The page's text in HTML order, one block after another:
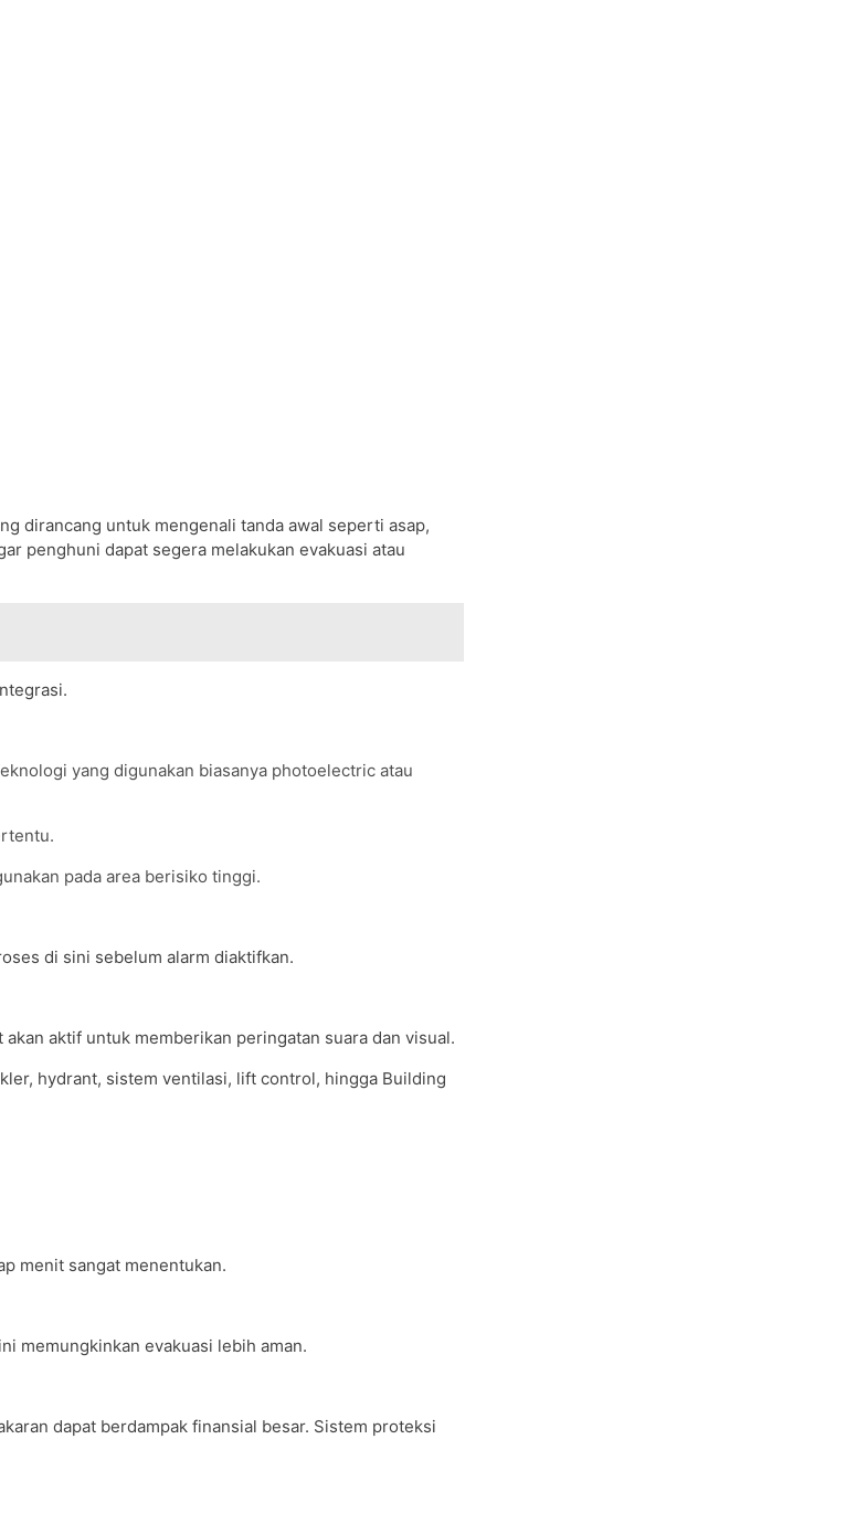
dirancang untuk mengenali tanda awal seperti asap,
penghuni dapat segera melakukan evakuasi atau
yang digunakan biasanya photoelectric atau
pada area berisiko tinggi.
di sini sebelum alarm diaktifkan.
aktif untuk memberikan peringatan suara dan visual.
hydrant, sistem ventilasi, lift control, hingga Building
menit sangat menentukan.
memungkinkan evakuasi lebih aman.
dapat berdampak finansial besar. Sistem proteksi